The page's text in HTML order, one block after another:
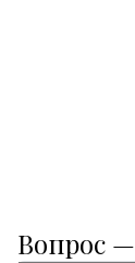
Вопрос —